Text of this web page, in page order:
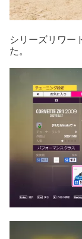
シリーズリワー
た。